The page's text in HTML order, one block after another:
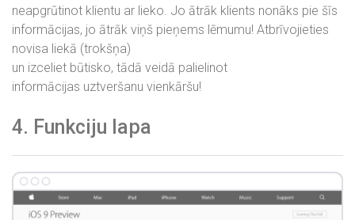
neapgrūtinot klientu ar lieko. Jo ātrāk klients nonāks pie šīs
informācijas, jo ātrāk viņš pieņems lēmumu! Atbrīvojieties
novisa liekā (trokšņa)
un izceliet būtisko, tādā veidā palielinot
informācijas uztveršanu vienkāršu!
4. Funkciju lapa